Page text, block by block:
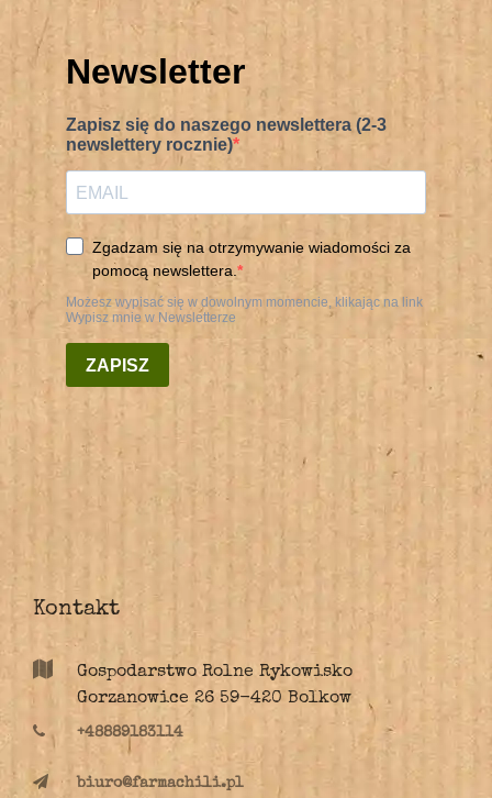
Kontakt
Gospodarstwo Rolne Rykowisko
Gorzanowice 26 59-420 Bolkow
+48889183114
biuro@farmachili.pl